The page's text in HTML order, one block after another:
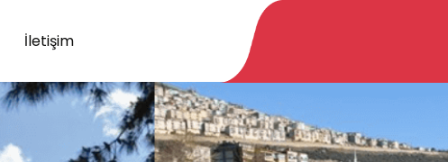
İletişim